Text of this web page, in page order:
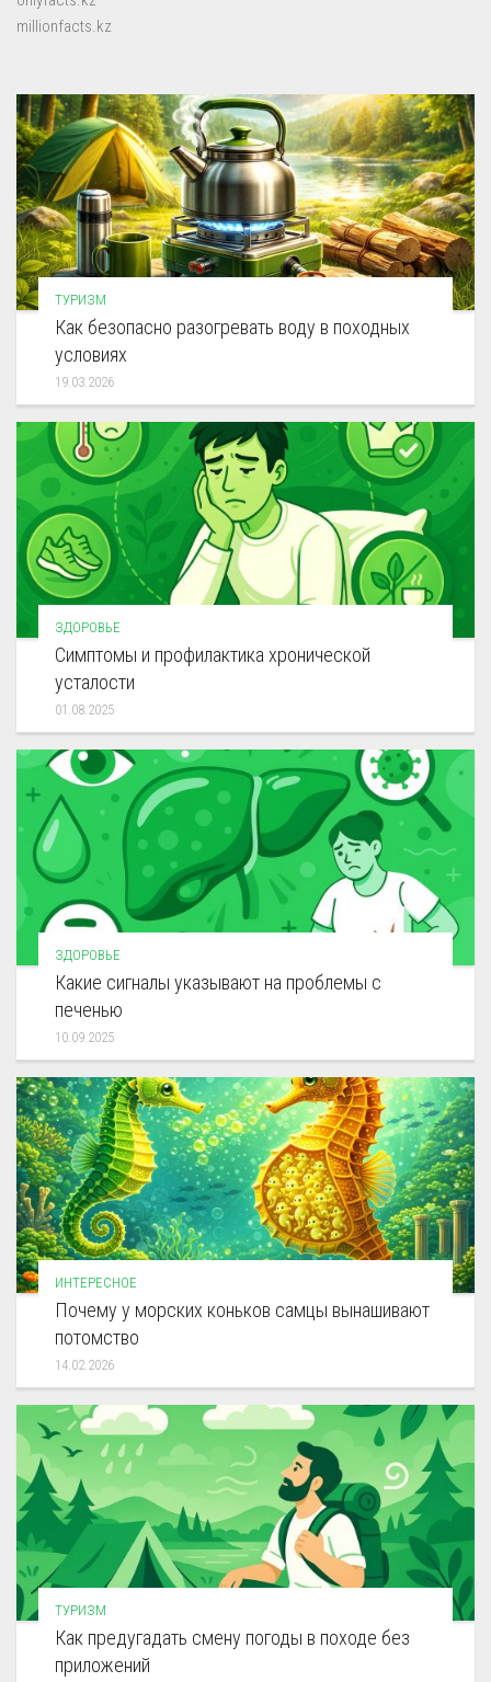
millionfacts.kz
ТУРИЗМ
Как безопасно разогревать воду в походных
условиях
19.03.2026
ЗДОРОВЬЕ
Симптомы и профилактика хронической
усталости
01.08.2025
ЗДОРОВЬЕ
Какие сигналы указывают на проблемы с
печенью
10.09.2025
ИНТЕРЕСНОЕ
Почему у морских коньков самцы вынашивают
потомство
14.02.2026
ТУРИЗМ
Как предугадать смену погоды в походе без
приложений